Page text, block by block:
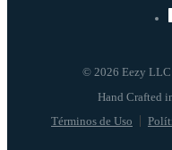
© 2026 Eezy LLC
Términos de Uso